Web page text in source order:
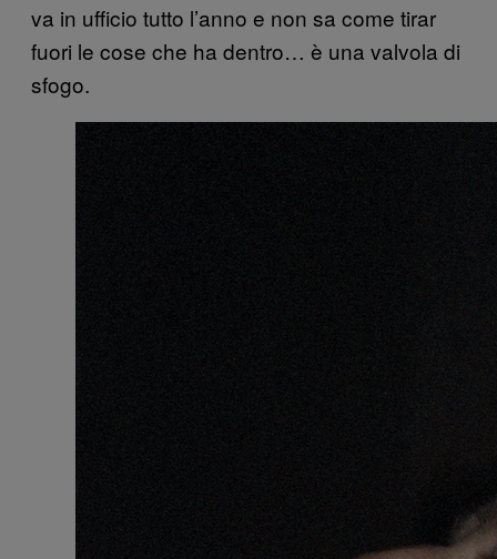
va in ufficio tutto l’anno e non sa come tirar
fuori le cose che ha dentro… è una valvola di
sfogo.